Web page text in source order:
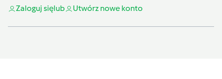
Zaloguj sięlub Utwórz nowe konto